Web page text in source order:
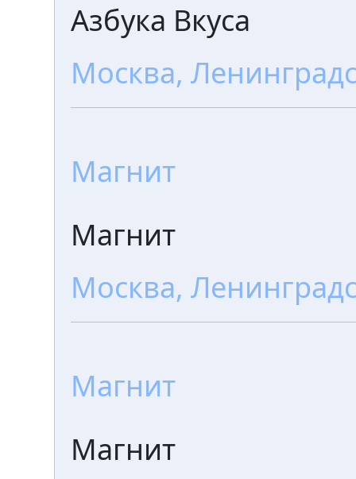
Азбука Вкуса
Москва,
Магнит
Магнит
Москва,
Магнит
Магнит